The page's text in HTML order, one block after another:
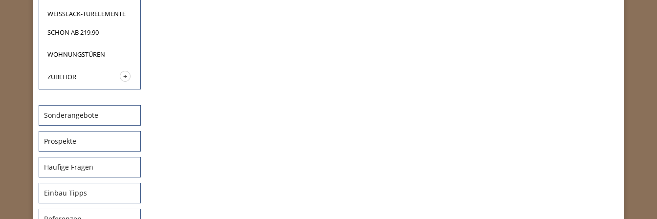
WEISSLACK-TÜRELEMENTE
SCHON AB 219,90
WOHNUNGSTÜREN
ZUBEHÖR
Sonderangebote
Prospekte
Häufige Fragen
Einbau Tipps